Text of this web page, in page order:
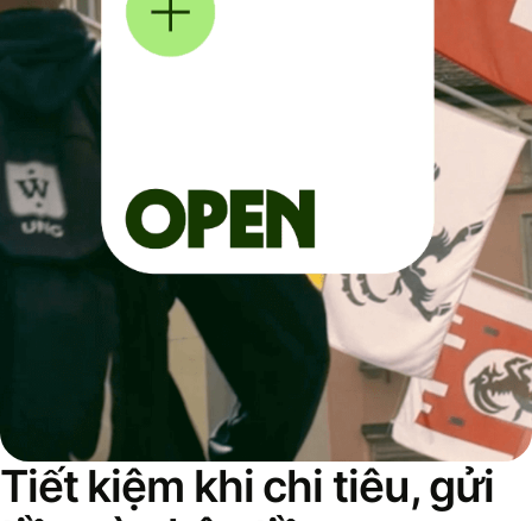
Tiết kiệm khi chi tiêu, gửi